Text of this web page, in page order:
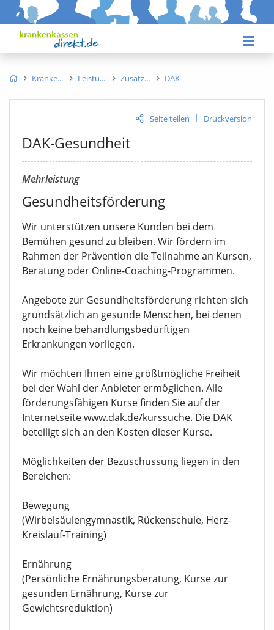
Kranke Leistu Zusatz DAK
Seite teilen | Druckversion
DAK-Gesundheit
Mehrleistung
Gesundheitsförderung
Wir unterstützen unsere Kunden bei dem
Bemühen gesund zu bleiben. Wir fördern im
Rahmen der Prävention die Teilnahme an Kursen,
Beratung oder Online-Coaching-Programmen.
Angebote zur Gesundheitsförderung richten sich
grundsätzlich an gesunde Menschen, bei denen
noch keine behandlungsbedürftigen
Erkrankungen vorliegen.
Wir möchten Ihnen eine größtmögliche Freiheit
bei der Wahl der Anbieter ermöglichen. Alle
förderungsfähigen Kurse finden Sie auf der
Internetseite www.dak.de/kurssuche. Die DAK
beteiligt sich an den Kosten dieser Kurse.
Möglichkeiten der Bezuschussung liegen in den
Bereichen:
Bewegung
(Wirbelsäulengymnastik, Rückenschule, Herz-
Kreislauf-Training)
Ernährung
(Persönliche Ernährungsberatung, Kurse zur
gesunden Ernährung, Kurse zur
Gewichtsreduktion)